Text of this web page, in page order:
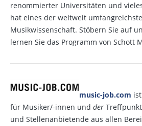
renommierter Universitäten und
hat eines der weltweit
Musikwissenschaft. Stöbern Sie auf
lernen Sie das Programm von Schott
music-job.com ist
für Musiker/-innen und der
und Stellenanbietende aus allen